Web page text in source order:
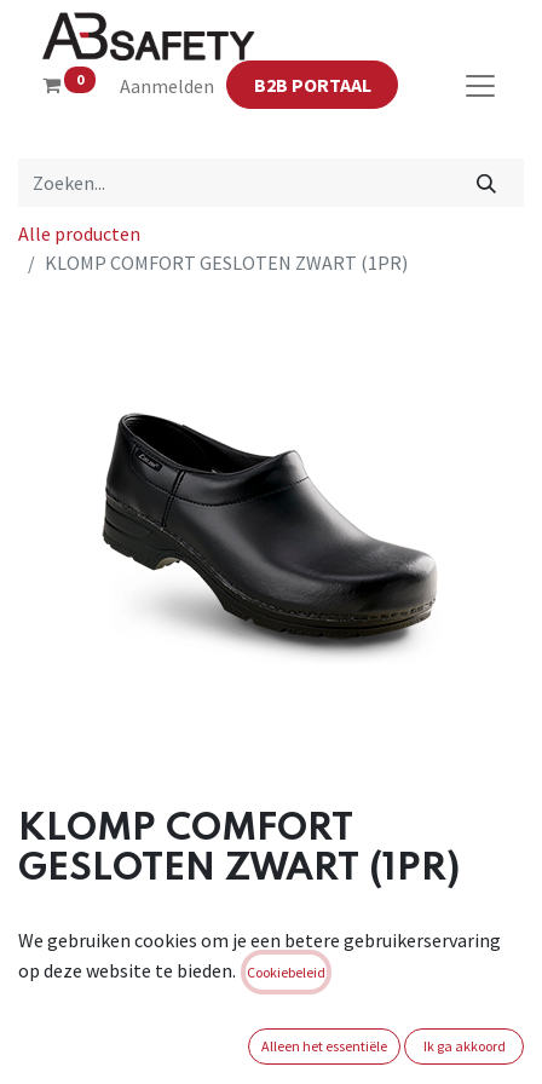
0 Aanmelden B2B PORTAAL
Alle producten
KLOMP COMFORT GESLOTEN ZWART (1PR)
KLOMP COMFORT
GESLOTEN ZWART (1PR)
beukenhouten binnenzool en een loopzool uit polyester. De
lederen kap is voorzien van een Permair-film. Dankzij deze
doek en blijven ze toch ademend.
We gebruiken cookies om je een betere gebruikerservaring
op deze website te bieden.
Cookiebeleid
Alleen het essentiële Ik ga akkoord